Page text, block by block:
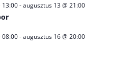
13:00-augusztus 13 @ 21:00
08:00-augusztus 16 @ 20:00